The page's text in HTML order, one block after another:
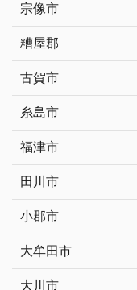
宗像市
糟屋郡
古賀市
糸島市
福津市
田川市
小郡市
大牟田市
大川市